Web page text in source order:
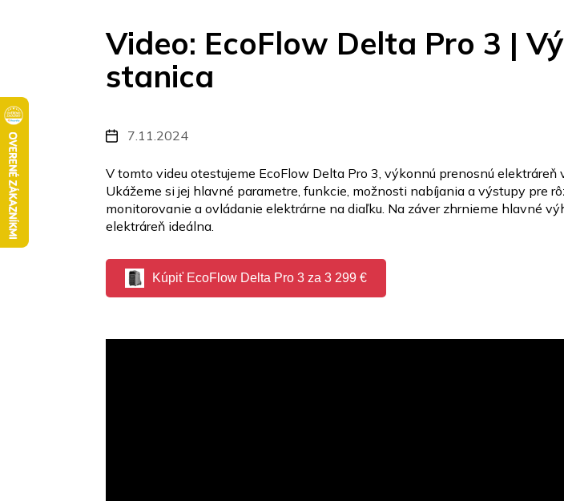
Video: EcoFlow Delta Pro 3 |
stanica
7.11.2024
V tomto videu otestujeme EcoFlow Delta Pro 3, výkonnú prenosnú
Ukážeme si jej hlavné parametre, funkcie, možnosti nabíjania a výstupy pre
monitorovanie a ovládanie elektrárne na diaľku. Na záver zhrnieme hlavné
elektráreň ideálna.
Kúpiť EcoFlow Delta Pro 3 za 3 299 €